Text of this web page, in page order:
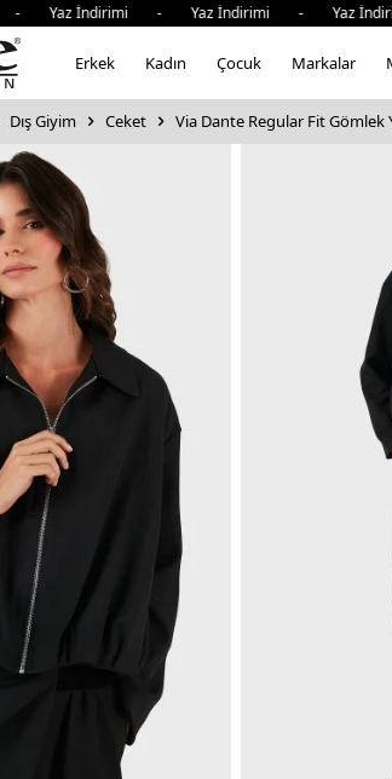
İndirimi - Yaz İndirimi - Yaz
Erkek Kadın Çocuk Markalar
Dış Giyim Ceket Via Dante Regular Fit Gömlek